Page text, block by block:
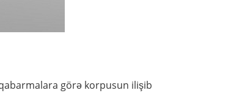
qabarmalara görə korpusun ilişib